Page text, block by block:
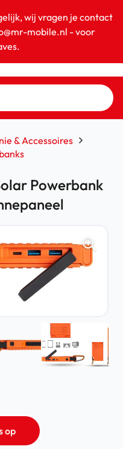
wij vragen je contact
mobile.nl - voor
& Accessoires
Powerbank
op